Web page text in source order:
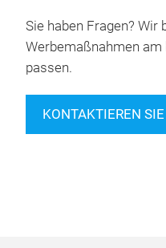
Sie haben Fragen? Wir
Werbemaßnahmen
passen.
KONTAKTIEREN